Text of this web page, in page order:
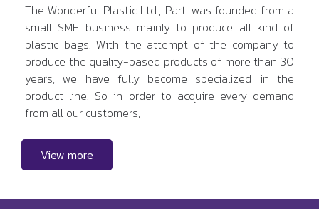
The Wonderful Plastic Ltd., Part. was founded from a
small SME business mainly to produce all kind of
plastic bags. With the attempt of the company to
produce the quality-based products of more than 30
years, we have fully become specialized in the
product line. So in order to acquire every demand
from all our customers,
View more